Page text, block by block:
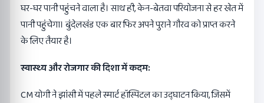
घर-घर पानी पहुंचने वाला है। साथ ही, केन-बेतवा परियोजना से हर खेत में
पानी पहुंचेगा। बुंदेलखंड एक बार फिर अपने पुराने गौरव को प्राप्त करने
के लिए तैयार है।
स्वास्थ्य और रोजगार की दिशा में कदम:
CM योगी ने झांसी में पहले स्मार्ट हॉस्पिटल का उद्घाटन किया, जिसमें